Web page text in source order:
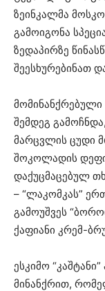
ზეინკალმა
გამოიგონა
ზედაპირზე
შეესხურებინათ
მომინანქრებული
შემდეგ
მარცვლის ცუდი
შოკოლადის
დაქუცმაცებულ
– “ლაკომკას”
გამოუშვეს
ქაფიანი კრემ-
ესკიმო
მინანქრით,